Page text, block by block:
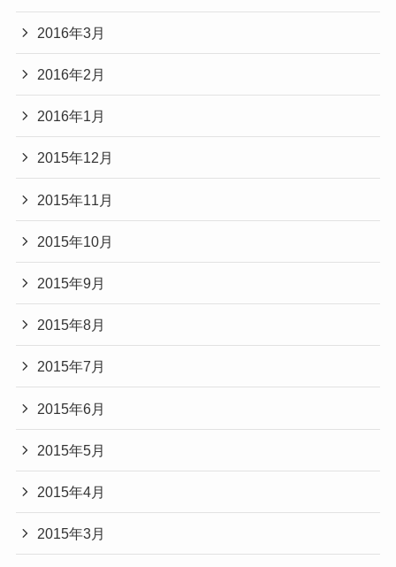
2016年3月
2016年2月
2016年1月
2015年12月
2015年11月
2015年10月
2015年9月
2015年8月
2015年7月
2015年6月
2015年5月
2015年4月
2015年3月